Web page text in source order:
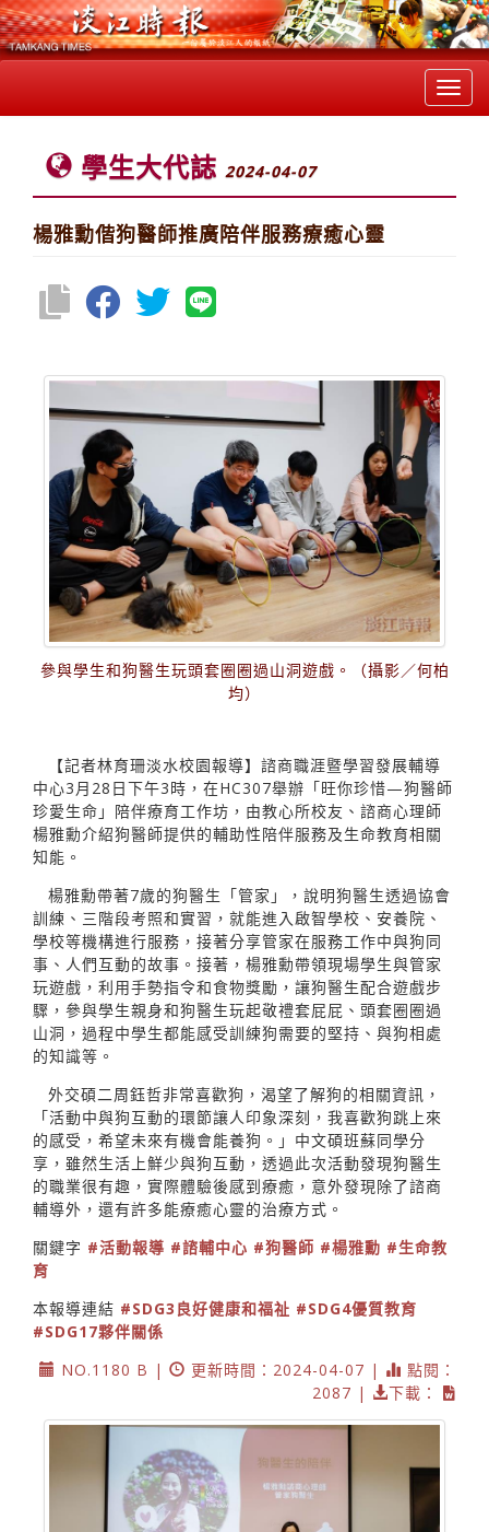
學生大代誌 2024-04-07
楊雅勳偕狗醫師推廣陪伴服務療癒心靈
參與學生和狗醫生玩頭套圈圈過山洞遊戲。（攝影／何柏
均）
【記者林育珊淡水校園報導】諮商職涯暨學習發展輔導
中心3月28日下午3時，在HC307舉辦「旺你珍惜—狗醫師
珍愛生命」陪伴療育工作坊，由教心所校友、諮商心理師
楊雅勳介紹狗醫師提供的輔助性陪伴服務及生命教育相關
知能。
楊雅勳帶著7歲的狗醫生「管家」，說明狗醫生透過協會
訓練、三階段考照和實習，就能進入啟智學校、安養院、
學校等機構進行服務，接著分享管家在服務工作中與狗同
事、人們互動的故事。接著，楊雅勳帶領現場學生與管家
玩遊戲，利用手勢指令和食物獎勵，讓狗醫生配合遊戲步
驟，參與學生親身和狗醫生玩起敬禮套屁屁、頭套圈圈過
山洞，過程中學生都能感受訓練狗需要的堅持、與狗相處
的知識等。
外交碩二周鈺哲非常喜歡狗，渴望了解狗的相關資訊，
「活動中與狗互動的環節讓人印象深刻，我喜歡狗跳上來
的感受，希望未來有機會能養狗。」中文碩班蘇同學分
享，雖然生活上鮮少與狗互動，透過此次活動發現狗醫生
的職業很有趣，實際體驗後感到療癒，意外發現除了諮商
輔導外，還有許多能療癒心靈的治療方式。
關鍵字 #活動報導 #諮輔中心 #狗醫師 #楊雅勳 #生命教
育
本報導連結 #SDG3良好健康和福祉 #SDG4優質教育
#SDG17夥伴關係
NO.1180 B |
更新時間：2024-04-07 |
點閱：
2087 |
下載：